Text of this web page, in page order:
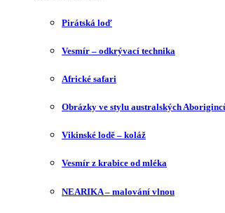
Pirátská loď
Vesmír – odkrývací technika
Africké safari
Obrázky ve stylu australských
Vikinské lodě – koláž
Vesmír z krabice od mléka
NEARIKA – malování vlnou